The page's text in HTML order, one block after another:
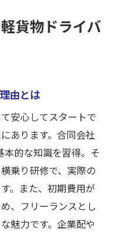
貨物ドライバ
由とは
安心してスタートで
あります。合同会社
本的な知識を習得。そ
乗り研修で、実際の
。また、初期費用が
、フリーランスとし
魅力です。企業配や